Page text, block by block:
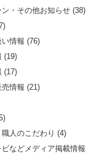
ン・その他お知らせ (38)
情報 (76)
(19)
(17)
情報 (21)
人のこだわり (4)
などメディア掲載情報